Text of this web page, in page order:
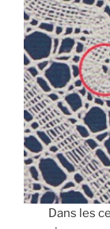
Dans les